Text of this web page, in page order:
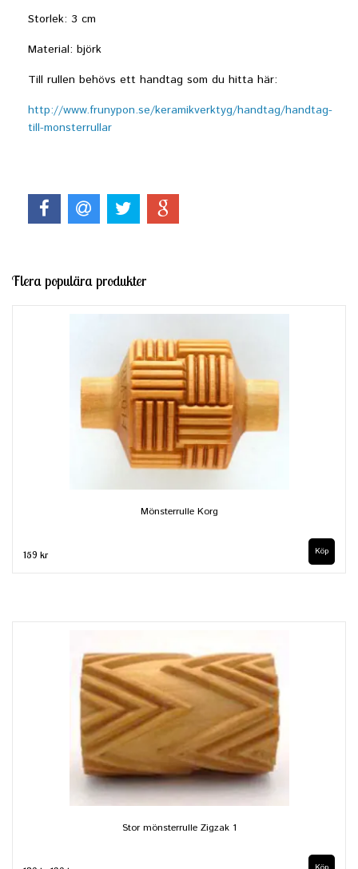
Storlek: 3 cm
Material: björk
Till rullen behövs ett handtag som du hitta här:
http://www.frunypon.se/keramikverktyg/handtag/handtag-
till-monsterrullar
Flera populära produkter
Mönsterrulle Korg
159 kr
Stor mönsterrulle Zigzak 1